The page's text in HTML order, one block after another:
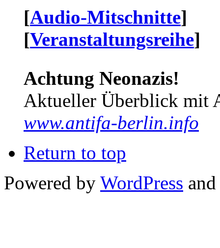
[Audio-Mitschnitte]
[Veranstaltungsreihe]
Achtung Neonazis!
Aktueller Überblick mit
www.antifa-berlin.info
Return to top
Powered by WordPress